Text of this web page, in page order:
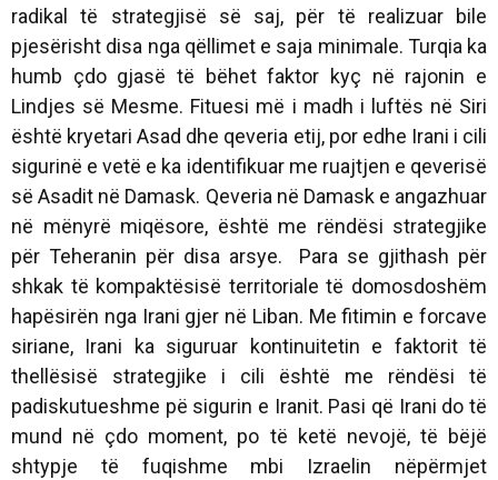
radikal të strategjisë së saj, për të realizuar bile
pjesërisht disa nga qëllimet e saja minimale. Turqia ka
humb çdo gjasë të bëhet faktor kyç në rajonin e
Lindjes së Mesme. Fituesi më i madh i luftës në Siri
është kryetari Asad dhe qeveria etij, por edhe Irani i cili
sigurinë e vetë e ka identifikuar me ruajtjen e qeverisë
së Asadit në Damask. Qeveria në Damask e angazhuar
në mënyrë miqësore, është me rëndësi strategjike
për Teheranin për disa arsye. Para se gjithash për
shkak të kompaktësisë territoriale të domosdoshëm
hapësirën nga Irani gjer në Liban. Me fitimin e forcave
siriane, Irani ka siguruar kontinuitetin e faktorit të
thellësisë strategjike i cili është me rëndësi të
padiskutueshme pë sigurin e Iranit. Pasi që Irani do të
mund në çdo moment, po të ketë nevojë, të bëjë
shtypje të fuqishme mbi Izraelin nëpërmjet